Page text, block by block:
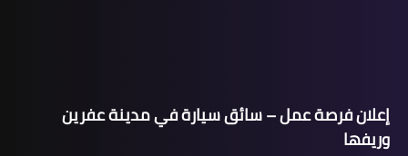
إعلان فرصة عمل – سائق سيارة في مدينة عفرين
وريفها